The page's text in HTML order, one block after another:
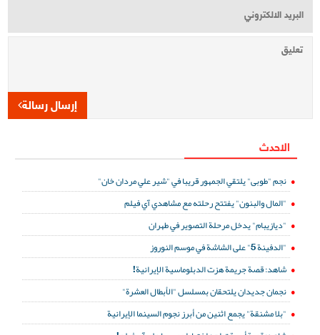
إرسال رسالة
الاحدث
نجم "طوبى" يلتقي الجمهور قريبا في "شير علي مردان خان"
"المال والبنون" يفتتح رحلته مع مشاهدي آي فيلم
"ديازيبام" يدخل مرحلة التصوير في طهران
"الدفينة 5" على الشاشة في موسم النوروز
شاهد: قصة جريمة هزت الدبلوماسية الإيرانية!
نجمان جديدان يلتحقان بمسلسل "الأبطال العشرة"
"بلا مشنقة" يجمع اثنين من أبرز نجوم السينما الإيرانية